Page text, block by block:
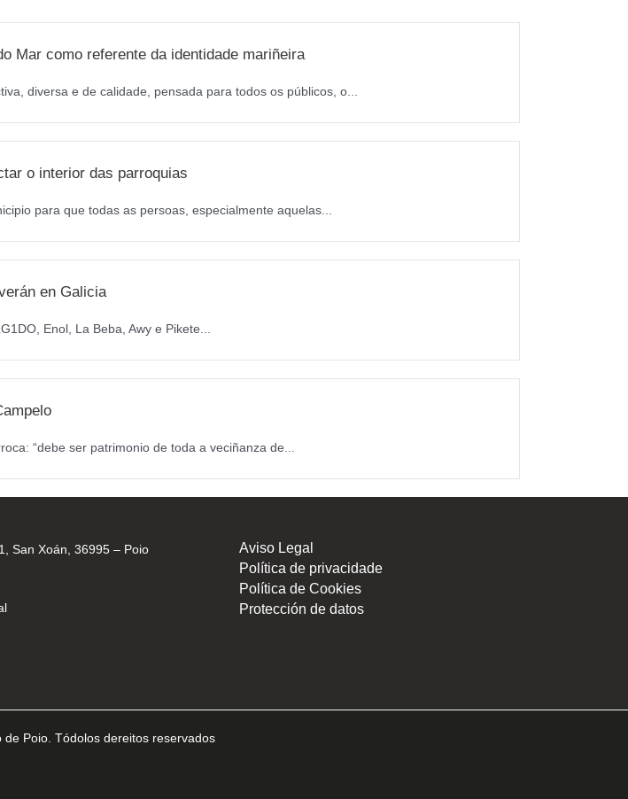
Mar como referente da identidade mariñeira
diversa e de calidade, pensada para todos os públicos, o...
o interior das parroquias
para que todas as persoas, especialmente aquelas...
en Galicia
Enol, La Beba, Awy e Pikete...
“debe ser patrimonio de toda a veciñanza de...
San Xoán, 36995 – Poio
Aviso Legal
Política de privacidade
Política de Cookies
Protección de datos
Poio. Tódolos dereitos reservados